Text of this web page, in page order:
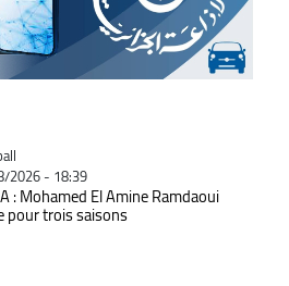
2026 - 18:39
: Mohamed El Amine Ramdaoui
pour trois saisons